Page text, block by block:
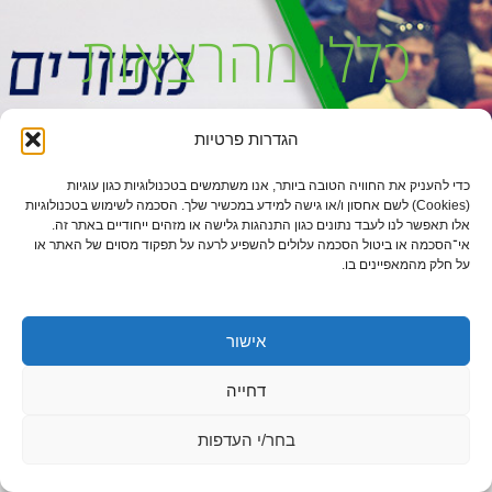
הגדרות פרטיות
כדי להעניק את החוויה הטובה ביותר, אנו משתמשים בטכנולוגיות כגון עוגיות
(Cookies) לשם אחסון ו/או גישה למידע במכשיר שלך. הסכמה לשימוש בטכנולוגיות
אלו תאפשר לנו לעבד נתונים כגון התנהגות גלישה או מזהים ייחודיים באתר זה.
אי־הסכמה או ביטול הסכמה עלולים להשפיע לרעה על תפקוד מסוים של האתר או
על חלק מהמאפיינים בו.
אישור
דחייה
בחר/י העדפות
כללי מהרצאות